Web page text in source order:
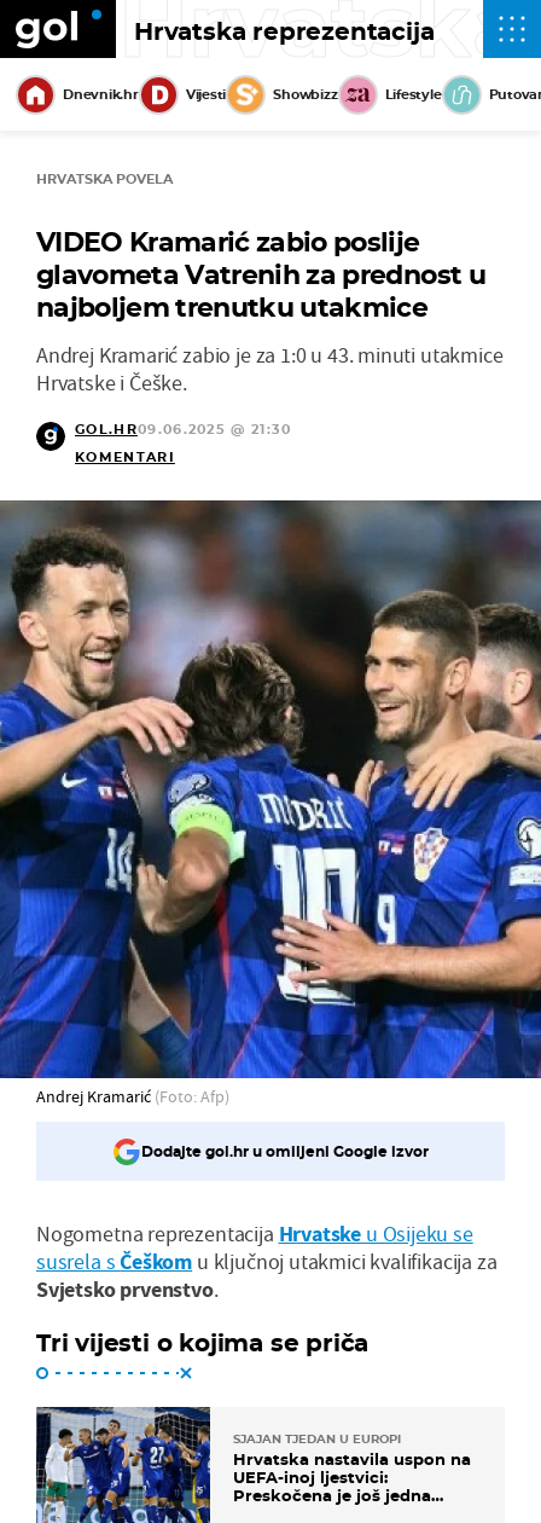
Hrvatska reprezentacija
Dnevnik.hr Vijesti Showbizz Lifestyle
HRVATSKA POVELA
VIDEO Kramarić zabio poslije
glavometa Vatrenih za prednost u
najboljem trenutku utakmice
Andrej Kramarić zabio je za 1:0 u 43. minuti utakmice
Hrvatske i Češke.
GOL.HR09.06.2025 @ 21:30
KOMENTARI
Andrej Kramarić (Foto: Afp)
Dodajte gol.hr u omiljeni Google izvor
Nogometna reprezentacija Hrvatske u Osijeku se
susrela sČeškom u ključnoj utakmici kvalifikacija za
Svjetskoprvenstvo.
Tri vijesti o kojima se priča
SJAJAN TJEDAN U EUROPI
Hrvatska nastavila uspon na
UEFA-inoj ljestvici:
Preskočena je još jedna